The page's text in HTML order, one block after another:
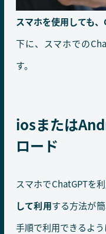
スマホを使用しても
下に、スマホでの
す。
iosまたは
ロード
スマホでChatGPTを利
して利用する方法が
手順で利用できるよう